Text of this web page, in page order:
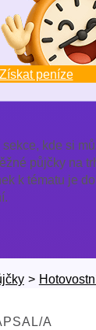
Získat peníze
kde si
půjčky na
k tématu je
>
A